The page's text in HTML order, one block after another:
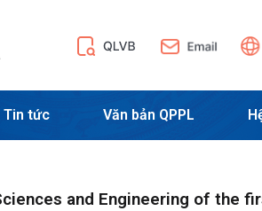
Tin tức Văn bản QPPL
and Engineering of the